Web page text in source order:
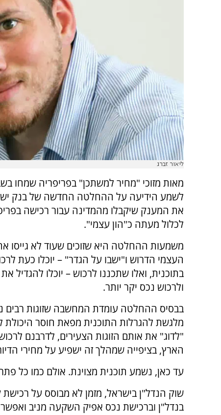
ליאור זברג
מאות מזוכי "מחיר למשתכן" בפריפריה שמחו
לשמע הידיעה על ההחלטה החדשה של בנק
את המענק שיקבלו מהמדינה עבור רכישה
לכלול מעתה כ"הון עצמי".
משמעות ההחלטה היא שזוכים שעוד לא גייסו
העצמי הדרוש ו"ישבו על הגדר" – יוכלו כעת
בתוכנית, ואלו שתכננו לרכוש – יוכלו להגדיל
ולרכוש נכס יקר יותר.
בבסיס ההחלטה עומדת המחשבה שזוגות רבים
מלגשת להגרלות התוכנית מפאת חוסר היכולת
"לדוג" את אותם הזוגות הצעירים, לדרבנם
הארץ, בציפייה שמהלך זה ישפיע על מחירי
עד כאן, נשמע תוכנית מצוינת. אולם כמו כל
שוק הנדל"ן בישראל, מזמן לא מבוסס על רכישת
בנדל"ן וברכישת נכס אפיק השקעה מניב